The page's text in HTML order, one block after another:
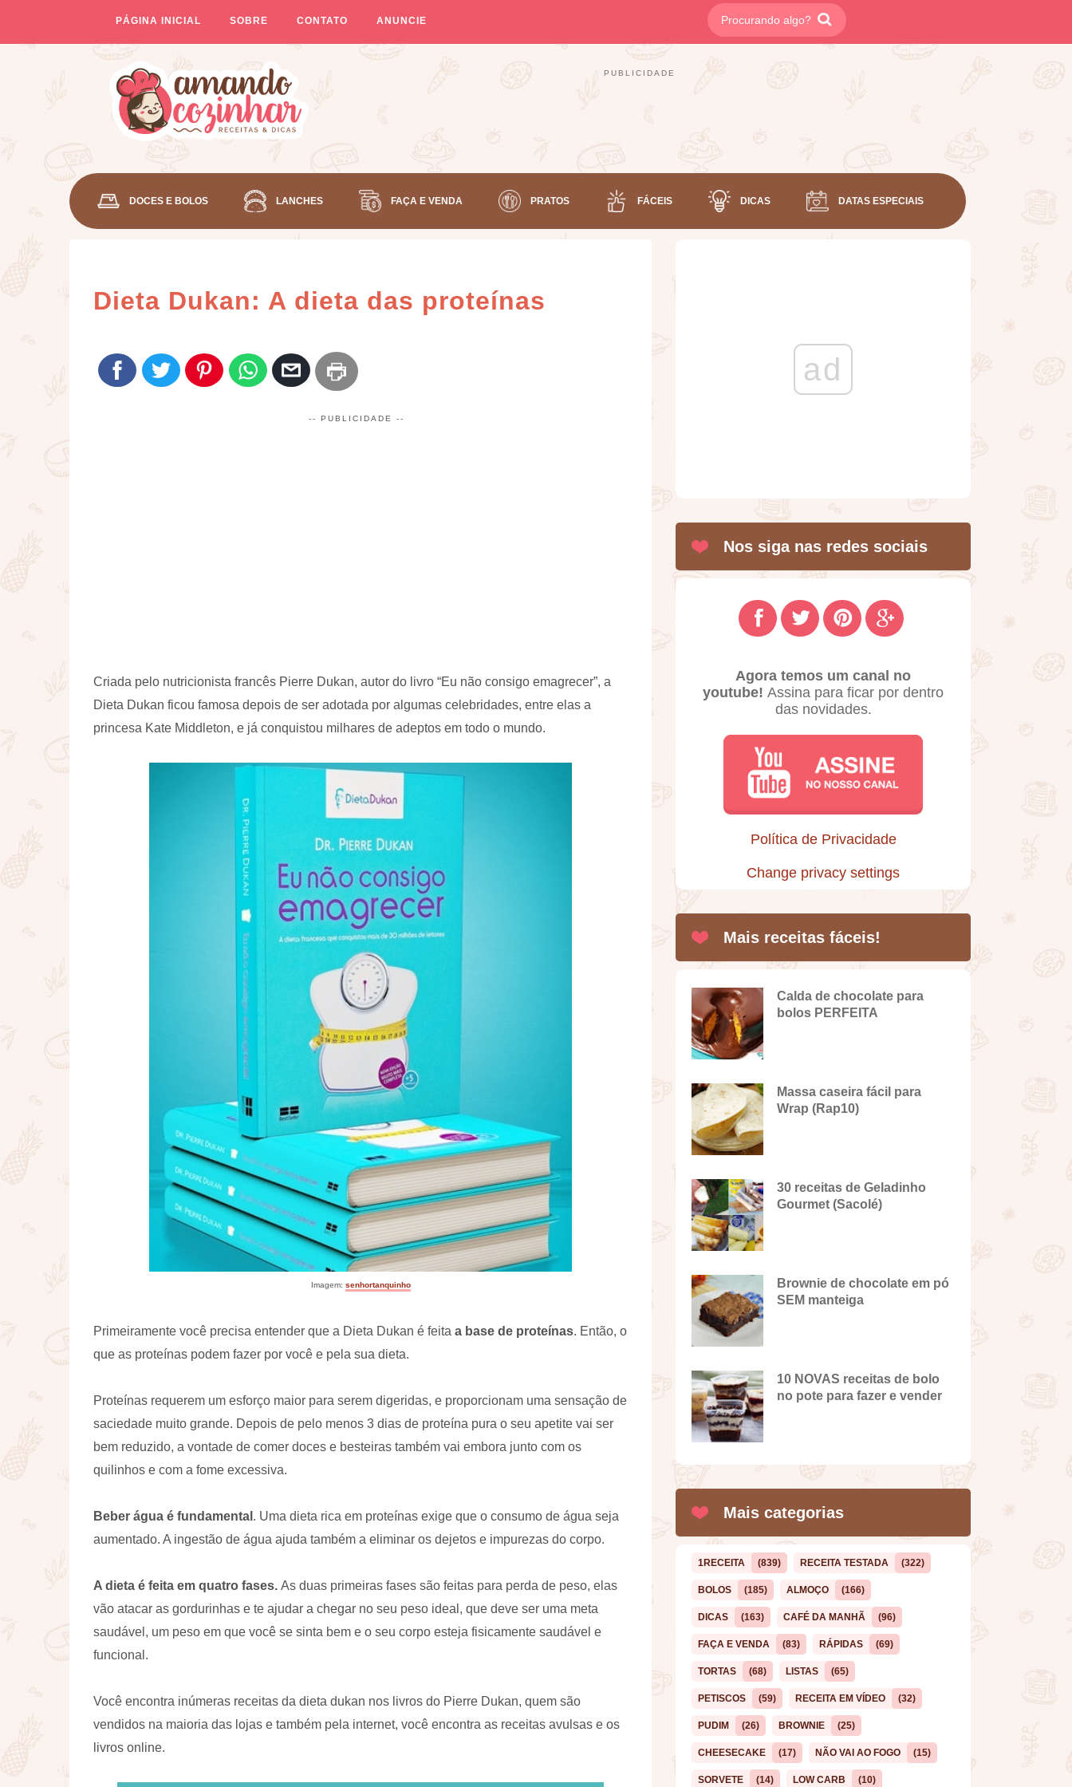
PÁGINA INICIAL SOBRE CONTATO ANUNCIE
PUBLICIDADE
DOCES E BOLOS LANCHES FAÇA E VENDA PRATOS FÁCEIS DICAS DATAS ESPECIAIS
Dieta Dukan: A dieta das proteínas
-- PUBLICIDADE --
Criada pelo nutricionista francês Pierre Dukan, autor do livro “Eu não consigo emagrecer”, a
Dieta Dukan ficou famosa depois de ser adotada por algumas celebridades, entre elas a
princesa Kate Middleton, e já conquistou milhares de adeptos em todo o mundo.
Imagem: senhortanquinho
Primeiramente você precisa entender que a Dieta Dukan é feita a base de proteínas. Então, o
que as proteínas podem fazer por você e pela sua dieta.
Proteínas requerem um esforço maior para serem digeridas, e proporcionam uma sensação de
saciedade muito grande. Depois de pelo menos 3 dias de proteína pura o seu apetite vai ser
bem reduzido, a vontade de comer doces e besteiras também vai embora junto com os
quilinhos e com a fome excessiva.
Beber água é fundamental . Uma dieta rica em proteínas exige que o consumo de água seja
aumentado. A ingestão de água ajuda também a eliminar os dejetos e impurezas do corpo.
A dieta é feita em quatro fases. As duas primeiras fases são feitas para perda de peso, elas
vão atacar as gordurinhas e te ajudar a chegar no seu peso ideal, que deve ser uma meta
saudável, um peso em que você se sinta bem e o seu corpo esteja fisicamente saudável e
funcional.
Você encontra inúmeras receitas da dieta dukan nos livros do Pierre Dukan, quem são
vendidos na maioria das lojas e também pela internet, você encontra as receitas avulsas e os
livros online.
ad
Nos siga nas redes sociais
Agora temos um canal no
youtube! Assina para ficar por dentro
das novidades.
Política de Privacidade
Change privacy settings
Mais receitas fáceis!
Calda de chocolate para
bolos PERFEITA
Massa caseira fácil para
Wrap (Rap10)
30 receitas de Geladinho
Gourmet (Sacolé)
Brownie de chocolate em pó
SEM manteiga
10 NOVAS receitas de bolo
no pote para fazer e vender
Mais categorias
1RECEITA (839) RECEITA TESTADA (322)
BOLOS (185) ALMOÇO (166)
DICAS (163) CAFÉ DA MANHÃ (96)
FAÇA E VENDA (83) RÁPIDAS (69)
TORTAS (68) LISTAS (65)
PETISCOS (59) RECEITA EM VÍDEO (32)
PUDIM (26) BROWNIE (25)
CHEESECAKE (17) NÃO VAI AO FOGO (15)
SORVETE (14) LOW CARB (10)